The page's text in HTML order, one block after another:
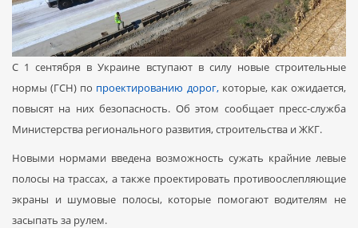
С 1 сентября в Украине вступают в силу новые строительные
нормы (ГСН) по проектированию дорог,которые, как ожидается,
повысят на них безопасность. Об этом сообщает пресс-служба
Министерства регионального развития, строительства и ЖКГ.
Новыми нормами введена возможность сужать крайние левые
полосы на трассах, а также проектировать противоослепляющие
экраны и шумовые полосы, которые помогают водителям не
засыпать за рулем.